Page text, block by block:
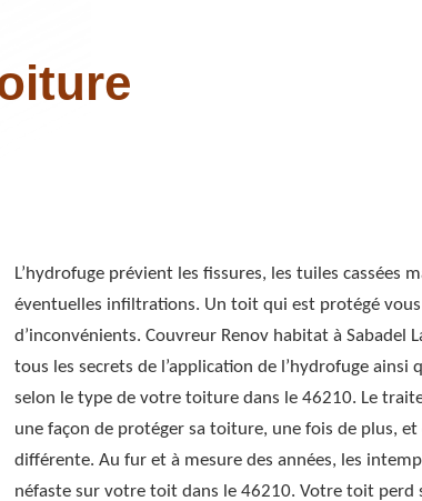
L’hydrofuge prévient les fissures, les tuiles cassées
éventuelles infiltrations. Un toit qui est protégé vous
d’inconvénients. Couvreur Renov habitat à Sabadel
tous les secrets de l’application de l’hydrofuge ainsi
selon le type de votre toiture dans le 46210. Le
une façon de protéger sa toiture, une fois de plus, et
différente. Au fur et à mesure des années, les
néfaste sur votre toit dans le 46210. Votre toit perd